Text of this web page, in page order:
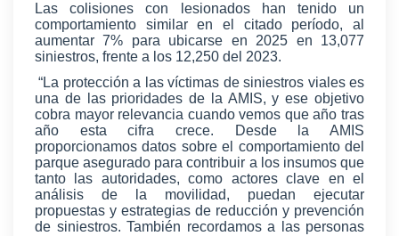
Las colisiones con lesionados han tenido un
comportamiento similar en el citado período, al
aumentar 7% para ubicarse en 2025 en 13,077
siniestros, frente a los 12,250 del 2023.
“La protección a las víctimas de siniestros viales es
una de las prioridades de la AMIS, y ese objetivo
cobra mayor relevancia cuando vemos que año tras
año esta cifra crece. Desde la AMIS
proporcionamos datos sobre el comportamiento del
parque asegurado para contribuir a los insumos que
tanto las autoridades, como actores clave en el
análisis de la movilidad, puedan ejecutar
propuestas y estrategias de reducción y prevención
de siniestros. También recordamos a las personas